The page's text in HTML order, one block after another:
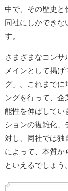
中で、その歴史と
同社にしかできな
す。
さまざまなコン
メインとして掲
グ」。これまでに
ングを行って、
能性を伸ばしてい
ションの複雑化、
対し、同社では独
によって、本質か
といえるでしょう。